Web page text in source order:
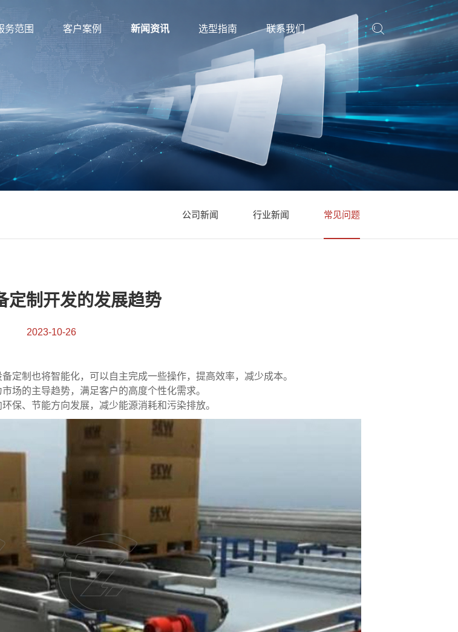
务范围 客户案例 新闻资讯 选型指南 联系我们
公司新闻 行业新闻 常见问题
定制开发的发展趋势
2023-10-26
定制也将智能化，可以自主完成一些操作，提高效率，减少成本。
场的主导趋势，满足客户的高度个性化需求。
保、节能方向发展，减少能源消耗和污染排放。